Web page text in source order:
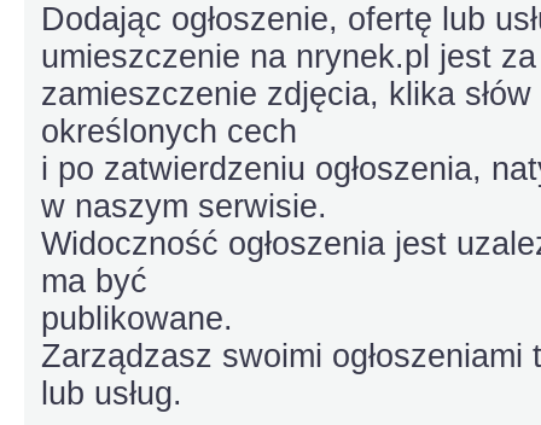
Dodając ogłoszenie, ofertę lub
umieszczenie na nrynek.pl jest
zamieszczenie zdjęcia, klika
określonych cech
i po zatwierdzeniu ogłoszenia,
w naszym serwisie.
Widoczność ogłoszenia jest
ma być
publikowane.
Zarządzasz swoimi
lub usług.